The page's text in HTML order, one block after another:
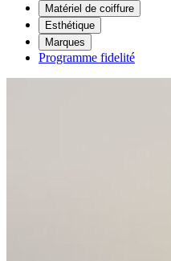
Matériel de coiffure
Esthétique
Marques
Programme fidelité